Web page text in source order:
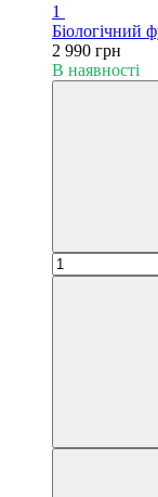
1
Біологічний
2 990 грн
В наявності